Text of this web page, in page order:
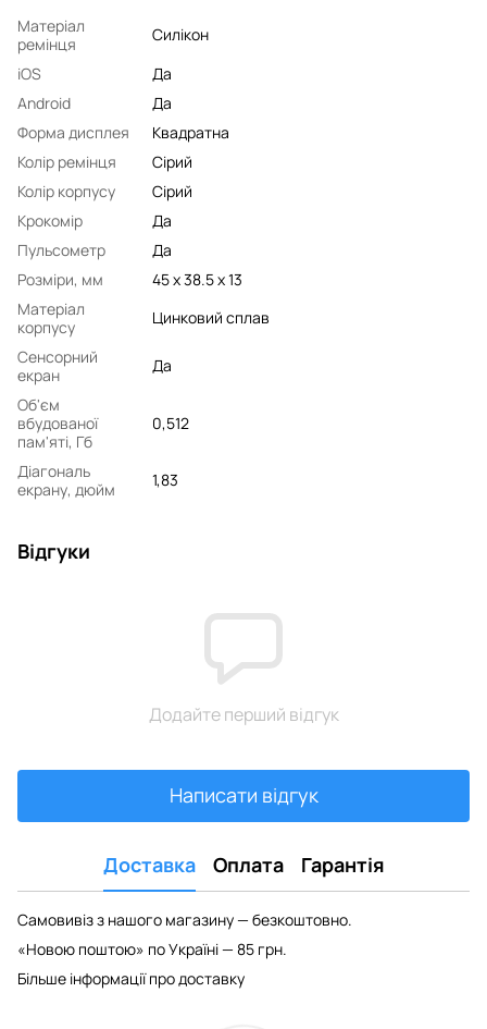
Матеріал
ремінця
Силікон
iOS
Да
Android
Да
Форма дисплея
Квадратна
Колір ремінця
Сірий
Колір корпусу
Сірий
Крокомір
Да
Пульсометр
Да
Розміри, мм
45 x 38.5 x 13
Матеріал
корпусу
Цинковий сплав
Сенсорний
екран
Да
Об'єм
вбудованої
пам'яті, Гб
0,512
Діагональ
екрану, дюйм
1,83
Відгуки
Додайте перший відгук
Написати відгук
Доставка Оплата Гарантія
Самовивіз з нашого магазину — безкоштовно.
«Новою поштою» по Україні — 85 грн.
Більше інформації про доставку